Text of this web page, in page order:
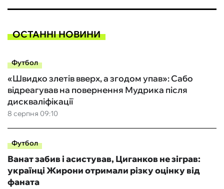
ОСТАННІ НОВИНИ
Футбол
8 серпня 09:10
«Швидко злетів вверх, а згодом упав»: Сабо
відреагував на повернення Мудрика після
дискваліфікації
Футбол
Ванат забив і асистував, Циганков не зіграв:
українці Жирони отримали різку оцінку від
фаната